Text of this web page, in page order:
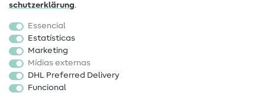
Popular
Tecidos
Acessórios de costura
Promoção
schutz­erklärung.
Essencial
Estatísticas
Marketing
Mídias externas
DHL Preferred Delivery
Funcional